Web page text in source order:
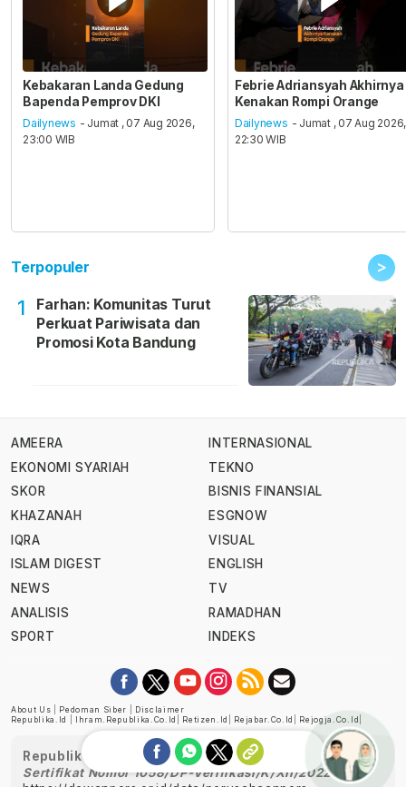
Kebakaran Landa Gedung
Bapenda Pemprov DKI
Dailynews - Jumat , 07 Aug 2026,
23:00 WIB
Febrie Adriansyah Akhirnya
Kenakan Rompi Orange
Dailynews - Jumat , 07 Aug 2026,
22:30 WIB
Terpopuler >
1
Farhan: Komunitas Turut
Perkuat Pariwisata dan
Promosi Kota Bandung
AMEERA
EKONOMI SYARIAH
SKOR
KHAZANAH
IQRA
ISLAM DIGEST
NEWS
ANALISIS
SPORT
INTERNASIONAL
TEKNO
BISNIS FINANSIAL
ESGNOW
VISUAL
ENGLISH
TV
RAMADHAN
INDEKS
About Us Pedoman Siber
Disclaimer
Republika.id
Ihram.republika.co.id Retizen.id Rejabar.co.id Rejogja.co.id
Republika telah diverifikasi oleh Dewan Pers
Sertifikat Nomor 1058/DP-Verifikasi/K/XII/2022